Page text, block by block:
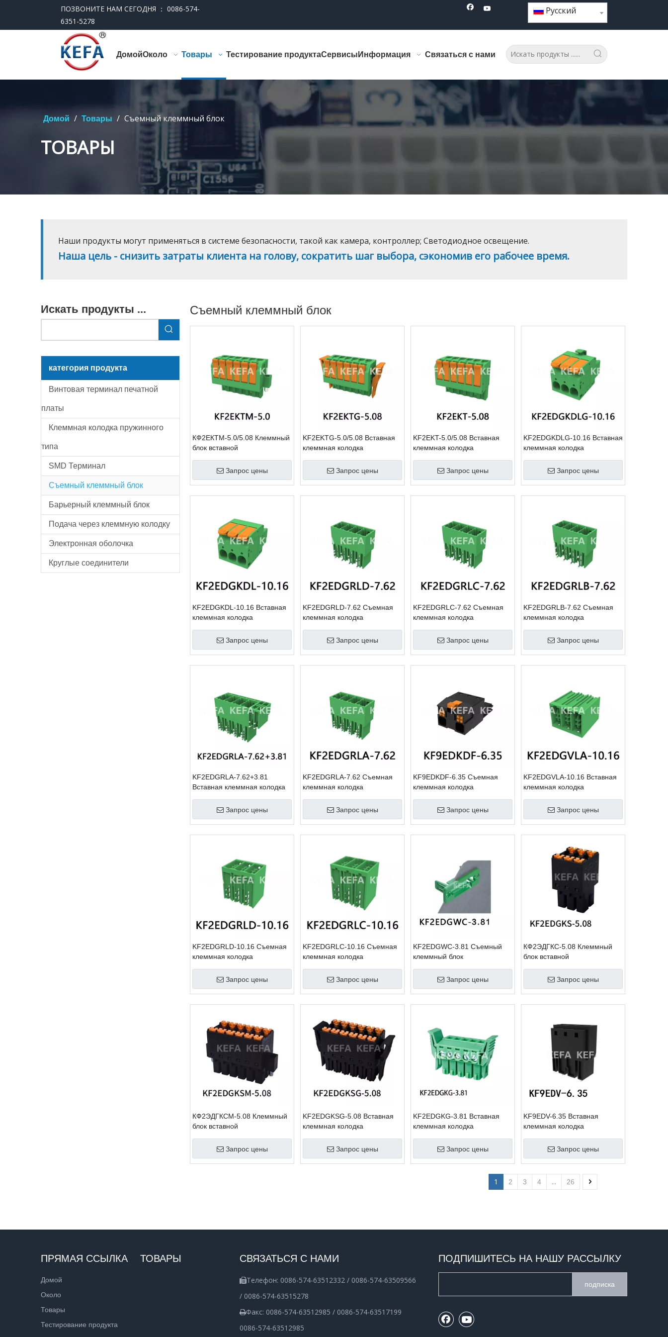
ПОЗВОНИТЕ НАМ СЕГОДНЯ ： 0086-574-
6351-5278
Pусский
ДомойОколо Товары Тестирование продуктаСервисы Информация Связаться с нами
Домой / Товары / Съемный клеммный блок
ТОВАРЫ
Наши продукты могут применяться в системе безопасности, такой как камера, контроллер; Светодиодное освещение.
Наша цель - снизить затраты клиента на голову, сократить шаг выбора, сэкономив его рабочее время.
Искать продукты ...
категория продукта
Винтовая терминал печатной
платы
Клеммная колодка пружинного
типа
SMD Терминал
Съемный клеммный блок
Барьерный клеммный блок
Подача через клеммную колодку
Электронная оболочка
Круглые соединители
Съемный клеммный блок
КФ2ЕКТМ-5.0/5.08 Клеммный
блок вставной
Запрос цены
KF2EKTG-5.0/5.08 Вставная
клеммная колодка
Запрос цены
KF2EKT-5.0/5.08 Вставная
клеммная колодка
Запрос цены
KF2EDGKDLG-10.16 Вставная
клеммная колодка
Запрос цены
KF2EDGKDL-10.16 Вставная
клеммная колодка
Запрос цены
KF2EDGRLD-7.62 Съемная
клеммная колодка
Запрос цены
KF2EDGRLC-7.62 Съемная
клеммная колодка
Запрос цены
KF2EDGRLB-7.62 Съемная
клеммная колодка
Запрос цены
KF2EDGRLA-7.62+3.81
Вставная клеммная колодка
Запрос цены
KF2EDGRLA-7.62 Съемная
клеммная колодка
Запрос цены
KF9EDKDF-6.35 Съемная
клеммная колодка
Запрос цены
KF2EDGVLA-10.16 Вставная
клеммная колодка
Запрос цены
KF2EDGRLD-10.16 Съемная
клеммная колодка
Запрос цены
KF2EDGRLC-10.16 Съемная
клеммная колодка
Запрос цены
KF2EDGWC-3.81 Съемный
клеммный блок
Запрос цены
КФ2ЭДГКС-5.08 Клеммный
блок вставной
Запрос цены
КФ2ЭДГКСМ-5.08 Клеммный
блок вставной
Запрос цены
KF2EDGKSG-5.08 Вставная
клеммная колодка
Запрос цены
KF2EDGKG-3.81 Вставная
клеммная колодка
Запрос цены
KF9EDV-6.35 Вставная
клеммная колодка
Запрос цены
1 2 3 4 ... 26
ПРЯМАЯ ССЫЛКА
Домой
Около
Товары
Тестирование продукта
ТОВАРЫ СВЯЗАТЬСЯ С НАМИ
Телефон: 0086-574-63512332 / 0086-574-63509566
/ 0086-574-63515278
Факс: 0086-574-63512985 / 0086-574-63517199
0086-574-63512985
ПОДПИШИТЕСЬ НА НАШУ РАССЫЛКУ
подписка